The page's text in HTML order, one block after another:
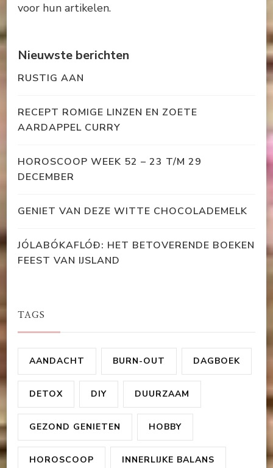
voor hun artikelen.
Nieuwste berichten
RUSTIG AAN
RECEPT ROMIGE LINZEN EN ZOETE
AARDAPPEL CURRY
HOROSCOOP WEEK 52 – 23 T/M 29
DECEMBER
GENIET VAN DEZE WITTE CHOCOLADEMELK
JÓLABÓKAFLÓÐ: HET BETOVERENDE BOEKEN
FEEST VAN IJSLAND
TAGS
AANDACHT BURN-OUT DAGBOEK
DETOX DIY DUURZAAM
GEZOND GENIETEN HOBBY
HOROSCOOP INNERLIJKE BALANS